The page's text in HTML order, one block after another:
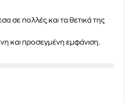
σε πολλές και τα θετικά της
και προσεγμένη εμφάνιση.